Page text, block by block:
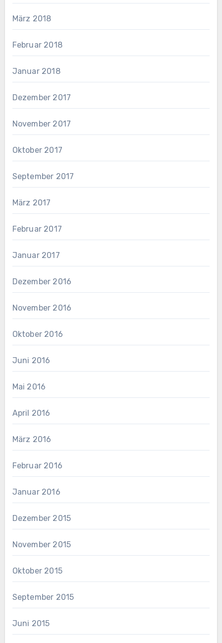
März 2018
Februar 2018
Januar 2018
Dezember 2017
November 2017
Oktober 2017
September 2017
März 2017
Februar 2017
Januar 2017
Dezember 2016
November 2016
Oktober 2016
Juni 2016
Mai 2016
April 2016
März 2016
Februar 2016
Januar 2016
Dezember 2015
November 2015
Oktober 2015
September 2015
Juni 2015